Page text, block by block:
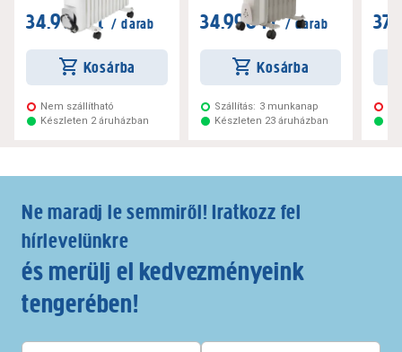
34.990 Ft / darab
Kosárba
Nem szállítható
Készleten 2 áruházban
34.990 Ft / darab
Kosárba
Szállítás: 3 munkanap
Készleten 23 áruházban
Ne maradj le semmiről! Iratkozz fel
hírlevelünkre
és merülj el kedvezményeink
tengerében!